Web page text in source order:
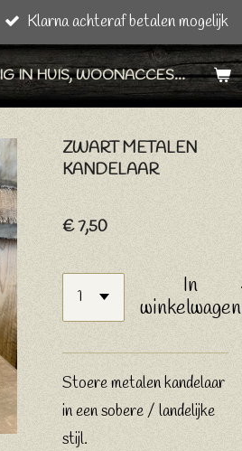
GEZELLIG IN HUIS, WOONACCESSOIRES & CADEAU ARTIKELEN
Klarna achteraf betalen mogelijk
ZWART METALEN
KANDELAAR
€ 7,50
In
winkelwagen
Stoere metalen kandelaar
in een sobere / landelijke
stijl.